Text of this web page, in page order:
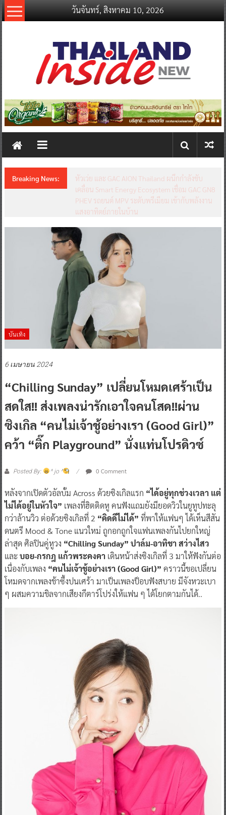
Skip
to
วันจันทร์, สิงหาคม 10, 2026
thailandinsidenew.com
Thailand
New
Breaking News:
นครปฐมยกระดับ “กล้วยไม้-สินค้าเกษตรคุณภาพ”
ขับเคลื่อนเศรษฐกิจฐานราก จัดมหกรรม “สีสรร
พรรณกล้วยไม้ สินค้าเกษตรดี นครปฐมการันตี
2026” ตั้งเป้าดึงนักท่องเที่ยวกว่า 3,000 คน สร้าง
“Chilling Sunday” เปลี่ยนโหมดเศร้าเป็น
สดใส!! ส่งเพลงน่ารักเอาใจคนโสด!!ผ่าน
ซิงเกิล “คนไม่เจ้าชู้อย่างเรา (Good Girl)”
คว้า “ติ๊ก Playground” นั่งแท่นโปรดิวซ์
หลังจากเปิดตัวอัลบั้ม Across ด้วยซิงเกิลแรก“ได้อยู่ทุกช่วงเวลา แต่
ไม่ได้อยู่ในหัวใจ”เพลงที่ฮิตติดหู คนฟังแถมยังมียอดวิวในยูทูปทะลุ
กว่าล้านวิว ต่อด้วยซิงเกิลที่ 2“คิดดีไม่ได้”ที่พาให้แฟนๆ ได้เห็นสีสัน
ดนตรี Mood & Tone แนวใหม่ ถูกอกถูกใจแฟนเพลงกันไปยกใหญ่
ล่าสุด ศิลปินคู่หูวง“Chilling Sunday”ปาล์ม-อาทิชา สว่างไสว
และบอย-กรกฎ แก้วพระคงคาเดินหน้าส่งซิงเกิลที่ 3 มาให้ฟังกันต่อ
เนื่องกับเพลง“คนไม่เจ้าชู้อย่างเรา (Good Girl)”คราวนี้ขอเปลี่ยน
โหมดจากเพลงช้าซึ้งปนเศร้า มาเป็นเพลงป็อบฟังสบาย มีจังหวะเบา